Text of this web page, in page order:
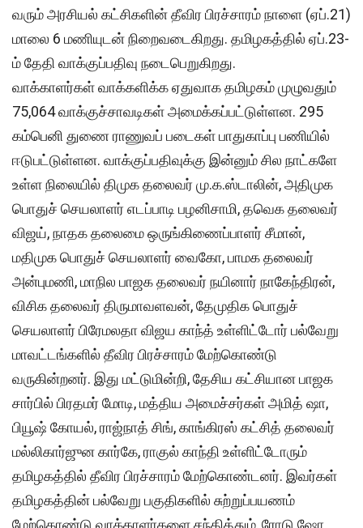
வரும் அரசியல் கட்சிகளின் தீவிர பிரச்சாரம் நாளை (ஏப்.21)
மாலை 6 மணியுடன் நிறைவடைகிறது. தமிழகத்தில் ஏப்.23-
ம் தேதி வாக்குப்பதிவு நடைபெறுகிறது.
வாக்காளர்கள் வாக்களிக்க ஏதுவாக தமிழகம் முழுவதும்
75,064 வாக்குச்சாவடிகள் அமைக்கப்பட்டுள்ளன. 295
கம்பெனி துணை ராணுவப் படைகள் பாதுகாப்பு பணியில்
ஈடுபட்டுள்ளன. வாக்குப்பதிவுக்கு இன்னும் சில நாட்களே
உள்ள நிலையில் திமுக தலைவர் மு.க.ஸ்டாலின், அதிமுக
பொதுச் செயலாளர் எடப்பாடி பழனிசாமி, தவெக தலைவர்
விஜய், நாதக தலைமை ஒருங்கிணைப்பாளர் சீமான்,
மதிமுக பொதுச் செயலாளர் வைகோ, பாமக தலைவர்
அன்புமணி, மாநில பாஜக தலைவர் நயினார் நாகேந்திரன்,
விசிக தலைவர் திருமாவளவன், தேமுதிக பொதுச்
செயலாளர் பிரேமலதா விஜய காந்த் உள்ளிட்டோர் பல்வேறு
மாவட்டங்களில் தீவிர பிரச்சாரம் மேற்கொண்டு
வருகின்றனர். இது மட்டுமின்றி, தேசிய கட்சியான பாஜக
சார்பில் பிரதமர் மோடி, மத்திய அமைச்சர்கள் அமித் ஷா,
பியூஷ் கோயல், ராஜ்நாத் சிங், காங்கிரஸ் கட்சித் தலைவர்
மல்லிகார்ஜுன கார்கே, ராகுல் காந்தி உள்ளிட்டோரும்
தமிழகத்தில் தீவிர பிரச்சாரம் மேற்கொண்டனர். இவர்கள்
தமிழகத்தின் பல்வேறு பகுதிகளில் சுற்றுப்பயணம்